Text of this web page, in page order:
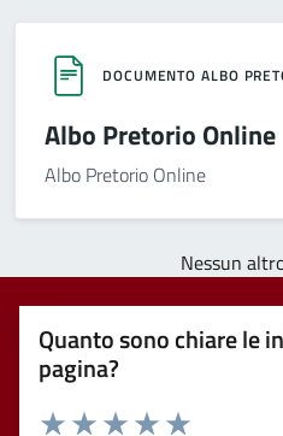
DOCUMENTO ALBO
Albo Pretorio Online
Albo Pretorio Online
Nessun
Quanto sono chiare le
pagina?